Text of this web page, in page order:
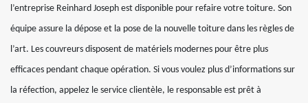
l’entreprise Reinhard Joseph est disponible pour refaire votre toiture. Son
équipe assure la dépose et la pose de la nouvelle toiture dans les règles de
l’art. Les couvreurs disposent de matériels modernes pour être plus
efficaces pendant chaque opération. Si vous voulez plus d’informations sur
la réfection, appelez le service clientèle, le responsable est prêt à